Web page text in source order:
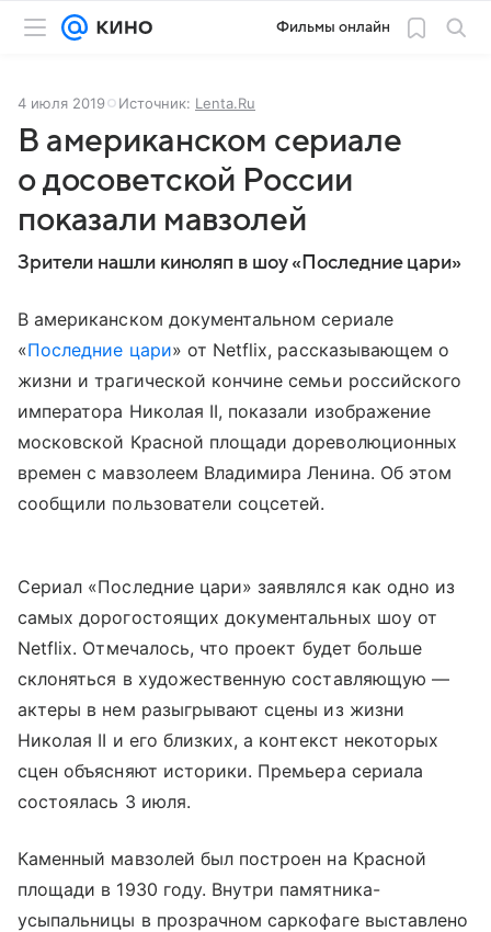
Фильмы онлайн
4 июля 2019 Источник: Lenta.Ru
В американском сериале
о досоветской России
показали мавзолей
Зрители нашли киноляп в шоу «Последние цари»
В американском документальном сериале
«Последние цари» от Netflix, рассказывающем о
жизни и трагической кончине семьи российского
императора Николая II, показали изображение
московской Красной площади дореволюционных
времен с мавзолеем Владимира Ленина. Об этом
сообщили пользователи соцсетей.
Сериал «Последние цари» заявлялся как одно из
самых дорогостоящих документальных шоу от
Netflix. Отмечалось, что проект будет больше
склоняться в художественную составляющую —
актеры в нем разыгрывают сцены из жизни
Николая II и его близких, а контекст некоторых
сцен объясняют историки. Премьера сериала
состоялась 3 июля.
Каменный мавзолей был построен на Красной
площади в 1930 году. Внутри памятника-
усыпальницы в прозрачном саркофаге выставлено